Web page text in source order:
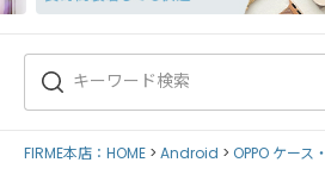
FIRME本店：HOME Android OPPO ケース